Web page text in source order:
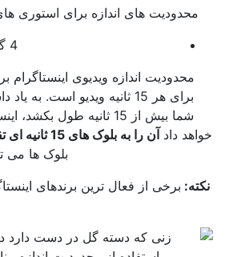
محدودیت های اندازه برای استوری های
برای هر 15 ثانیه ویدیو است. به یاد
شما بیش از 15 ثانیه طول بکشد،
دادآن را به بلوک های 15 ثانیه ای تقسیم کنید
بلوک ها می